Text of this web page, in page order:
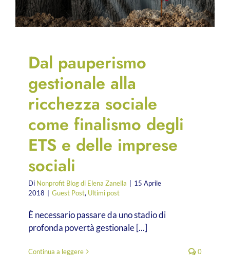
Dal pauperismo
gestionale alla
ricchezza sociale
come finalismo degli
ETS e delle imprese
sociali
Di Nonprofit Blog di Elena Zanella
15 Aprile
2018
Guest Post, Ultimi post
È necessario passare da uno stadio di
profonda povertà gestionale [...]
Continua a leggere 0